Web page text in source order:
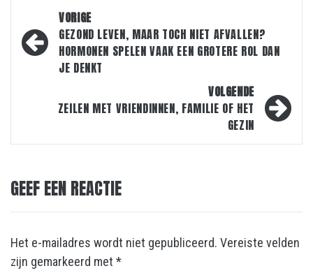
Bericht
navigatie
VORIGE
GEZOND LEVEN, MAAR TOCH NIET AFVALLEN?
HORMONEN SPELEN VAAK EEN GROTERE ROL DAN
JE DENKT
VOLGENDE
ZEILEN MET VRIENDINNEN, FAMILIE OF HET
GEZIN
GEEF EEN REACTIE
Het e-mailadres wordt niet gepubliceerd. Vereiste velden
zijn gemarkeerd met *